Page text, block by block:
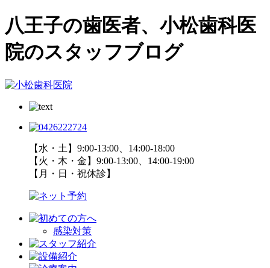
八王子の歯医者、小松歯科医
院のスタッフブログ
【水・土】9:00-13:00、14:00-18:00
【火・木・金】9:00-13:00、14:00-19:00
【月・日・祝休診】
感染対策